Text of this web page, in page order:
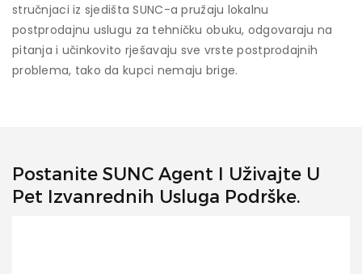
stručnjaci iz sjedišta SUNC-a pružaju lokalnu
postprodajnu uslugu za tehničku obuku, odgovaraju na
pitanja i učinkovito rješavaju sve vrste postprodajnih
problema, tako da kupci nemaju brige.
Postanite SUNC Agent I Uživajte U
Pet Izvanrednih Usluga Podrške.